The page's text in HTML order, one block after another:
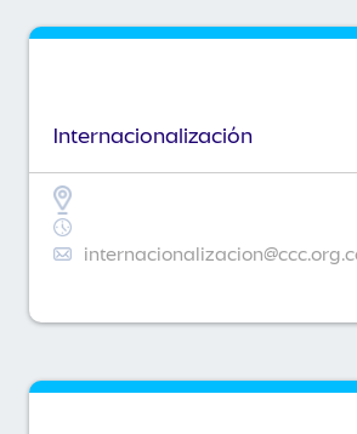
Internacionalización